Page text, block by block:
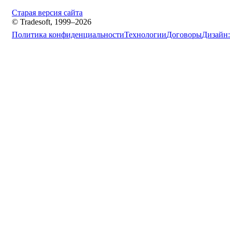
Старая версия сайта
© Tradesoft, 1999–2026
Политика конфиденциальностиТехнологииДоговорыДизайн: